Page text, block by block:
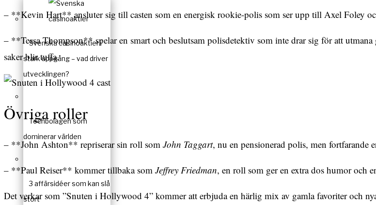
Svenska casinoaktier i
stark uppgång – vad driver
utvecklingen?
Techbolagen som
dominerar världen
3 affärsidéer som kan slå
stort
– **Kevin Hart** ansluter sig till casten som en energisk rookie-polis som ser upp till Axel Foley
– **Tessa Thompson** spelar en smart och beslutsam polisdetektiv som inte drar sig för att
saker blir tuffa.
Övriga roller
– **John Ashton** repriserar sin roll som John Taggart, nu en pensionerad polis, men fortfarande
– **Paul Reiser** kommer tillbaka som Jeffrey Friedman, en roll som ger en extra dos humor och
Det verkar som ”Snuten i Hollywood 4” kommer att erbjuda en härlig mix av gamla favoriter och